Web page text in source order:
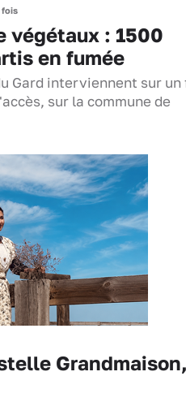
fois
végétaux : 1500
en fumée
Gard interviennent sur un
sur la commune de